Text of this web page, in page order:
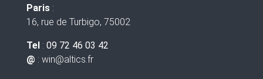
Paris:
16, rue de Turbigo, 75002
Tel : 09 72 46 03 42
@ : win@altics.fr